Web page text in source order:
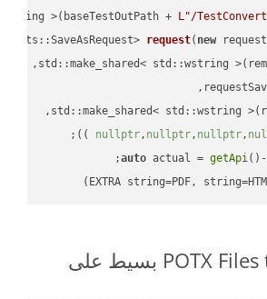
>(baseTestOutPath + L"/
request( new
nullptr, nullptr, nullptr,
))
;
auto actual = getApi()-
تحويل POTX Files to PDF بسيط على